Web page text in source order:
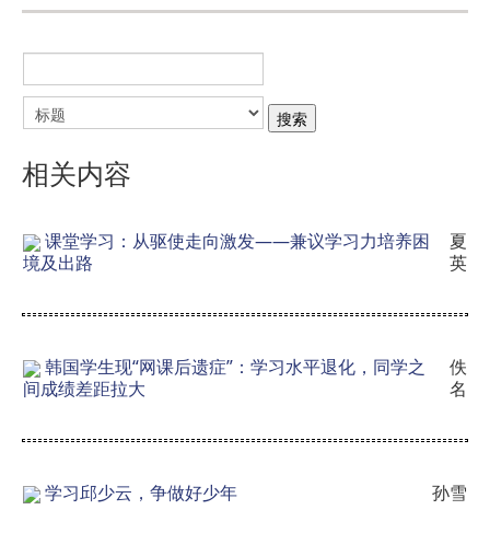
相关内容
课堂学习：从驱使走向激发——兼议学习力培养困
境及出路
夏
英
韩国学生现“网课后遗症”：学习水平退化，同学之
间成绩差距拉大
佚
名
学习邱少云，争做好少年 孙雪